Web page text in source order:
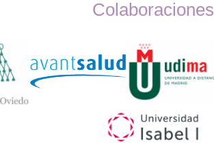
Widget
Logos
Colaboraciones